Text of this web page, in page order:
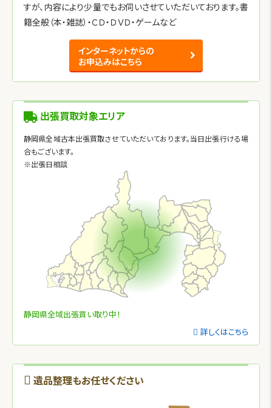
すが、内容により少量でもお伺いさせていただいております。書
籍全般（本・雑誌）・ＣＤ・ＤＶＤ・ゲームなど
インターネットからの
お申込みはこちら
出張買取対象エリア
静岡県全域古本出張買取させていただいております。当日出張行ける場
合もございます。
※出張日相談
静岡県全域出張買い取り中！
詳しくはこちら
遺品整理もお任せください